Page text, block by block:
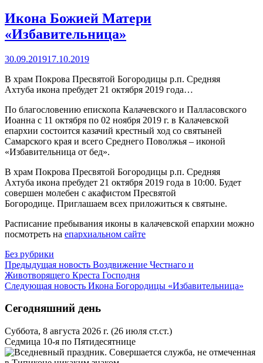
Икона Божией Матери
«Избавительница»
30.09.201917.10.2019
В храм Покрова Пресвятой Богородицы р.п. Средняя
Ахтуба икона пребудет 21 октября 2019 года…
По благословению епископа Калачевского и Палласовского
Иоанна с 11 октября по 02 ноября 2019 г. в Калачевской
епархии состоится казачий крестный ход со святыней
Самарского края и всего Среднего Поволжья – иконой
«Избавительница от бед».
В храм Покрова Пресвятой Богородицы р.п. Средняя
Ахтуба икона пребудет 21 октября 2019 года в 10:00. Будет
совершен молебен с акафистом Пресвятой
Богородице. Приглашаем всех приложиться к святыне.
Расписание пребывания иконы в калачевской епархии можно
посмотреть на епархиальном сайте
Без рубрики
Предыдущая новость Воздвижение Честнаго и
Животворящего Креста Господня
Следующая новость Икона Богородицы «Избавительница»
Сегодняшний день
Суббота, 8 августа 2026 г. (26 июля ст.ст.)
Седмица 10-я по Пятидесятнице